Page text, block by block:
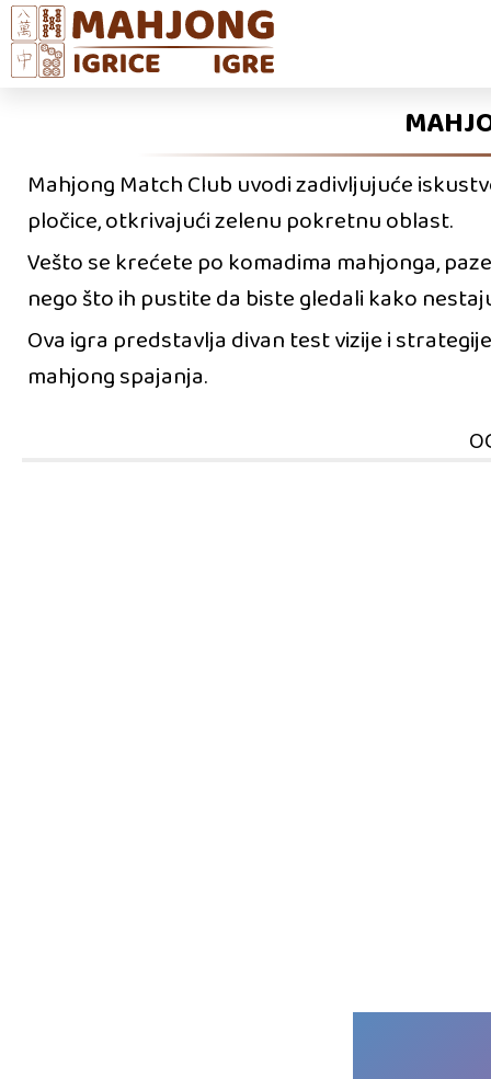
Mahjong Match Club uvodi zadivljujuće
pločice, otkrivajući zelenu pokretnu oblast.
Vešto se krećete po komadima mahjonga,
nego što ih pustite da biste gledali kako
Ova igra predstavlja divan test vizije i
mahjong spajanja.